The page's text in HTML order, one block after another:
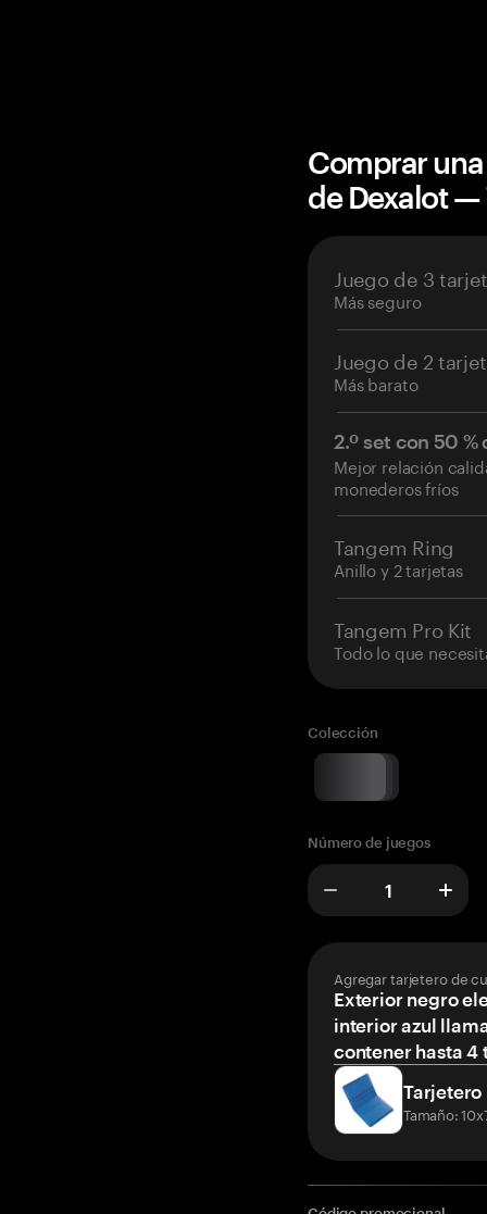
Comprar
de Dexalot —
Juego de 3
Más seguro
Juego de 2
Más barato
2.º set con 50
Mejor relación
monederos fríos
Tangem Ring
Anillo y 2 tarjetas
Tangem Pro Kit
Todo lo que
Colección
Número de juegos
Agregar tarjetero de
Exterior negro
interior azul
contener hasta 4
Tarjetero
Tamaño: